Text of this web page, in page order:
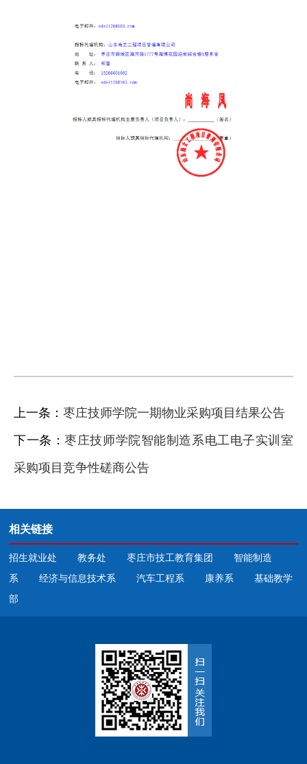
上一条： 枣庄技师学院一期物业采购项目结果公告
下一条：枣庄技师学院智能制造系电工电子实训室
采购项目竞争性磋商公告
相关链接
招生就业处 教务处 枣庄市技工教育集团
智能制造
系
经济与信息技术系 汽车工程系 康养系
基础教学
部